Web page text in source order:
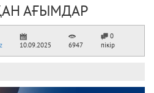
АҒЫМДАР
10.09.2025 6947
0
пікір